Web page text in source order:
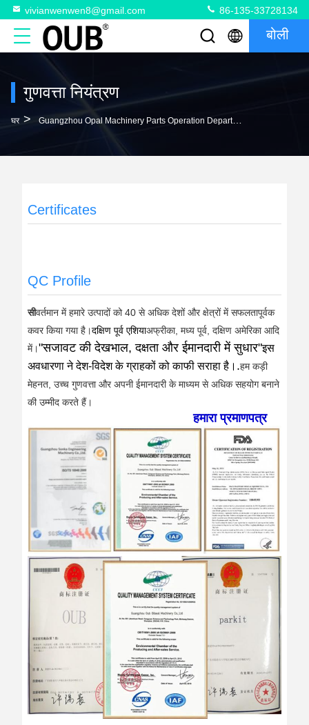
vivianwenwen8@gmail.com 86-135-33728134
बोली
गुणवत्ता नियंत्रण
घर > Guangzhou Opal Machinery Parts Operation Department गुणवत्ता नियंत्रण
Certificates
QC Profile
सीवर्तमान में हमारे उत्पादों को 40 से अधिक देशों और क्षेत्रों में सफलतापूर्वक
कवर किया गया है।दक्षिण पूर्व एशियाअफ्रीका, मध्य पूर्व, दक्षिण अमेरिका आदि
में।"सजावट की देखभाल, दक्षता और ईमानदारी में सुधार"इस
अवधारणा ने देश-विदेश के ग्राहकों को काफी सराहा है। .हम कड़ी
मेहनत, उच्च गुणवत्ता और अपनी ईमानदारी के माध्यम से अधिक सहयोग बनाने
की उम्मीद करते हैं।
हमारा प्रमाणपत्र